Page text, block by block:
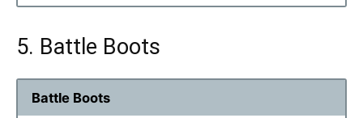
5. Battle Boots
Battle Boots